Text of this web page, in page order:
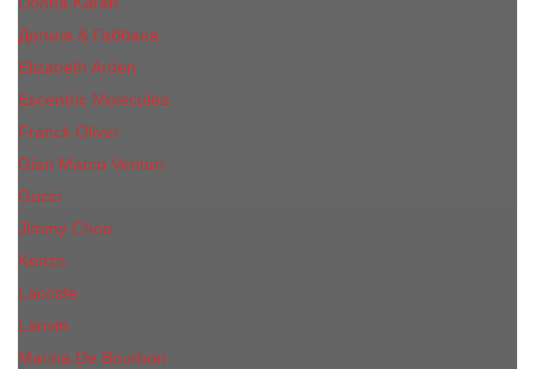
Дольче & Габбана
Elizabeth Arden
Escentric Molecules
Franck Oliver
Gian Marco Venturi
Gucci
Jimmy Choo
Kenzo
Lacoste
Lanvin
Marina De Bourbon